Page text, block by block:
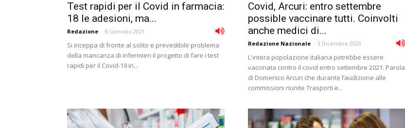
Test rapidi per il Covid in farmacia:
18 le adesioni, ma...
Redazione - 8 Gennaio 2021
Si inceppa di fronte al solito e prevedibile problema
della mancanza di infermieri il progetto di fare i test
rapidi per il Covid-19 in...
Covid, Arcuri: entro settembre
possible vaccinare tutti. Coinvolti
anche medici di...
Redazione Nazionale - 3 Dicembre 2020
L'intera popolazione italiana potrebbe essere
vaccinata contro il covid entro settembre 2021. Parola
di Domenico Arcuri che durante l’audizione alle
commissioni riunite Trasporti e...